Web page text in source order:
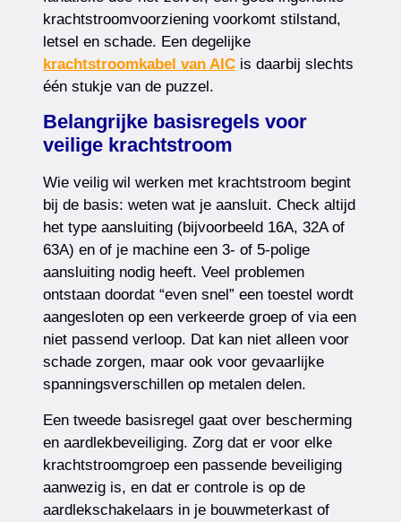
krachtstroomvoorziening voorkomt stilstand,
letsel en schade. Een degelijke
krachtstroomkabel van AICis daarbij slechts
één stukje van de puzzel.
Belangrijke basisregels voor
veilige krachtstroom
Wie veilig wil werken met krachtstroom begint
bij de basis: weten wat je aansluit. Check altijd
het type aansluiting (bijvoorbeeld 16A, 32A of
63A) en of je machine een 3- of 5-polige
aansluiting nodig heeft. Veel problemen
ontstaan doordat “even snel” een toestel wordt
aangesloten op een verkeerde groep of via een
niet passend verloop. Dat kan niet alleen voor
schade zorgen, maar ook voor gevaarlijke
spanningsverschillen op metalen delen.
Een tweede basisregel gaat over bescherming
en aardlekbeveiliging. Zorg dat er voor elke
krachtstroomgroep een passende beveiliging
aanwezig is, en dat er controle is op de
aardlekschakelaars in je bouwmeterkast of